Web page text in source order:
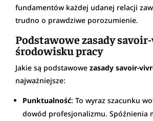
fundamentów każdej udanej relacji
trudno o prawdziwe porozumienie.
Podstawowe zasady
środowisku pracy
Jakie są podstawowe zasady savoir-
najważniejsze:
Punktualność: To wyraz szacunku
dowód profesjonalizmu. Spóźnienia